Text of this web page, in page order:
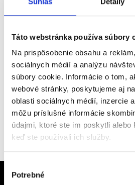
Táto webstránka používa súbory
Na prispôsobenie obsahu a
sociálnych médií a analýzu
súbory cookie. Informácie o tom,
webové stránky, poskytujeme aj
oblasti sociálnych médií, inzercie
môžu príslušné informácie
údajmi, ktoré ste im poskytli alebo
keď ste používali ich služby.
súhlasu
Potrebné
zmluvne viazaných s SONES.
textov, obrázkov, značiek,
možné iba s písomným súhlasom
Všetky osobné údaje získava
s ich súhlasom, používa ich iba
získala (kontakt, dopyt, otázky a
súlade so zákonom o ochrane